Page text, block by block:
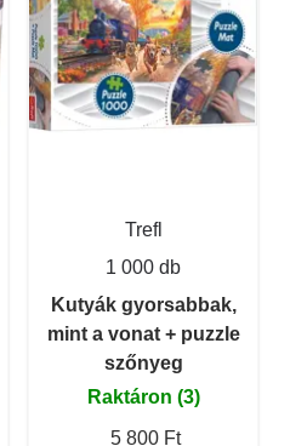
Trefl
1 000 db
Kutyák gyorsabbak,
mint a vonat + puzzle
szőnyeg
Raktáron (3)
5 800 Ft